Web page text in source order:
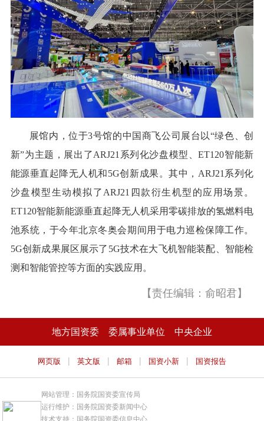
展馆内，位于3号馆的中国商飞公司展台以“绿色、创
新”为主题，展出了ARJ21系列化沙盘模型、ET120智能新
能源垂直起降无人机和5G创新成果。其中，ARJ21系列化
沙盘模型生动模拟了ARJ21四款衍生机型的应用场景。
ET120智能新能源垂直起降无人机采用零碳排放的氢燃料电
池系统，于今年北京冬奥会期间用于电力巡检保障工作。
5G创新成果展区展示了5G技术在大飞机智能装配、智能检
测和智能管控等方面的实践应用。
【责任编辑：俞昭君】
地方国资委 委属事业单位 中央企业
网页版 | 英文版 | 邮箱 | 国资小新 | 国资报告
网站管理：国务院国资委宣传局
运行维护：国务院国资委新闻中心
技术支持：国务院国资委信息中心